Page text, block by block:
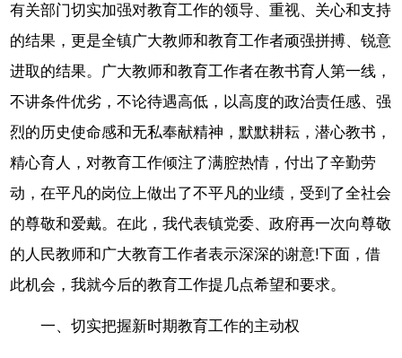
有关部门切实加强对教育工作的领导、重视、关心和支持
的结果，更是全镇广大教师和教育工作者顽强拼搏、锐意
进取的结果。广大教师和教育工作者在教书育人第一线，
不讲条件优劣，不论待遇高低，以高度的政治责任感、强
烈的历史使命感和无私奉献精神，默默耕耘，潜心教书，
精心育人，对教育工作倾注了满腔热情，付出了辛勤劳
动，在平凡的岗位上做出了不平凡的业绩，受到了全社会
的尊敬和爱戴。在此，我代表镇党委、政府再一次向尊敬
的人民教师和广大教育工作者表示深深的谢意!下面，借
此机会，我就今后的教育工作提几点希望和要求。
一、切实把握新时期教育工作的主动权